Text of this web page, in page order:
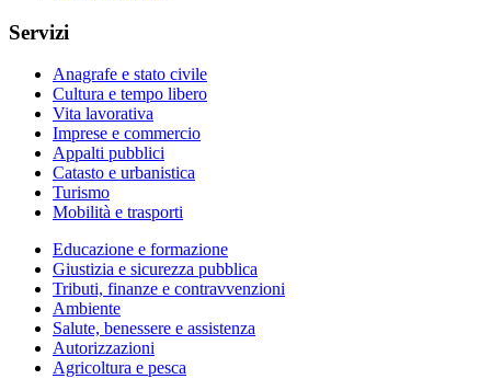
Servizi
Anagrafe e stato civile
Cultura e tempo libero
Vita lavorativa
Imprese e commercio
Appalti pubblici
Catasto e urbanistica
Turismo
Mobilità e trasporti
Educazione e formazione
Giustizia e sicurezza pubblica
Tributi, finanze e contravvenzioni
Ambiente
Salute, benessere e assistenza
Autorizzazioni
Agricoltura e pesca